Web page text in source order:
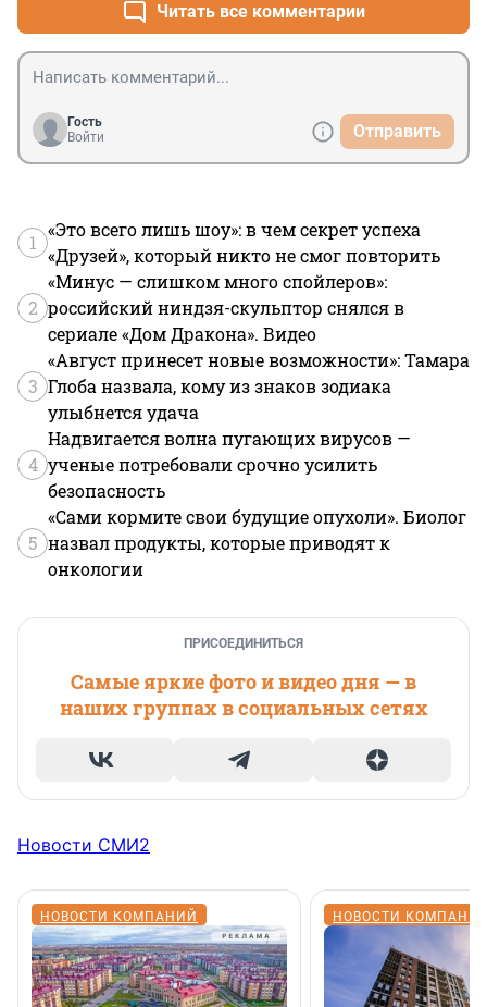
Читать все комментарии
Гость
Войти
Отправить
1
«Это всего лишь шоу»: в чем секрет успеха
«Друзей», который никто не смог повторить
2
«Минус — слишком много спойлеров»:
российский ниндзя-скульптор снялся в
сериале «Дом Дракона». Видео
3
«Август принесет новые возможности»: Тамара
Глоба назвала, кому из знаков зодиака
улыбнется удача
4
Надвигается волна пугающих вирусов —
ученые потребовали срочно усилить
безопасность
5
«Сами кормите свои будущие опухоли». Биолог
назвал продукты, которые приводят к
онкологии
ПРИСОЕДИНИТЬСЯ
Самые яркие фото и видео дня — в
наших группах в социальных сетях
Новости СМИ2
НОВОСТИ КОМПАНИЙ НОВОСТИ